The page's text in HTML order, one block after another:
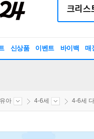
신상품 이벤트 바이백 매
유아 4-6세 4-6세